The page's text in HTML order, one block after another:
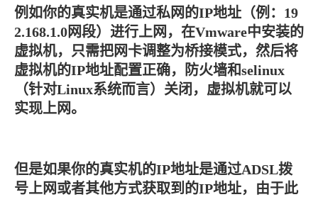
例如你的真实机是通过私网的IP地址（例：19
2.168.1.0网段）进行上网，在Vmware中安装的
虚拟机，只需把网卡调整为桥接模式，然后将
虚拟机的IP地址配置正确，防火墙和selinux
（针对Linux系统而言）关闭，虚拟机就可以
实现上网。
但是如果你的真实机的IP地址是通过ADSL拨
号上网或者其他方式获取到的IP地址，由于此